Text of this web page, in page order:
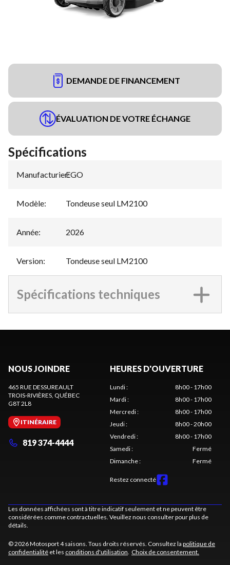
DEMANDE DE FINANCEMENT
ÉVALUATION DE VOTRE ÉCHANGE
Spécifications
Manufacturier:
EGO
Modèle: Tondeuse seul LM2100
Année: 2026
Version: Tondeuse seul LM2100
Spécifications techniques
NOUS JOINDRE
465 RUE DESSUREAULT
TROIS-RIVIÈRES, QUÉBEC
G8T 2L8
ITINÉRAIRE
819 374-4444
HEURES D'OUVERTURE
Lundi:
8h00 - 17h00
Mardi:
8h00 - 17h00
Mercredi:
8h00 - 17h00
Jeudi:
8h00 - 20h00
Vendredi:
8h00 - 17h00
Samedi:
Fermé
Dimanche: Fermé
Restez connecté
Les données affichées sont à titre indicatif seulement et ne peuvent être
considérées comme contractuelles. Veuillez nous consulter pour plus de
détails.
© 2026 Motosport 4 saisons. Tous droits réservés. Consultez la politique de
confidentialité et les conditions d'utilisation. Choix de consentement.